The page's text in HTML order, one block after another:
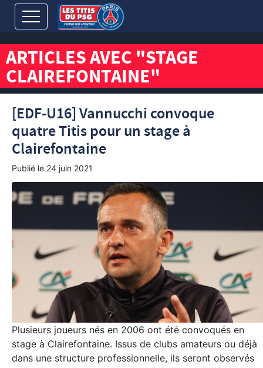
ARTICLES AVEC "STAGE
CLAIREFONTAINE"
[EDF-U16] Vannucchi convoque
quatre Titis pour un stage à
Clairefontaine
Publié le 24 juin 2021
Plusieurs joueurs nés en 2006 ont été convoqués en
stage à Clairefontaine. Issus de clubs amateurs ou déjà
dans une structure professionnelle, ils seront observés